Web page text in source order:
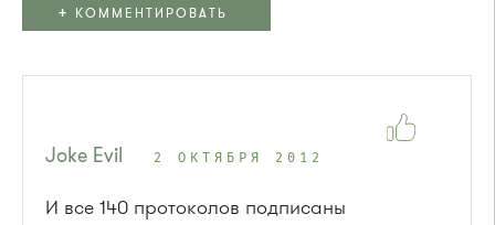
+ КОММЕНТИРОВАТЬ
Joke Evil 2 ОКТЯБРЯ 2012
И все 140 протоколов подписаны